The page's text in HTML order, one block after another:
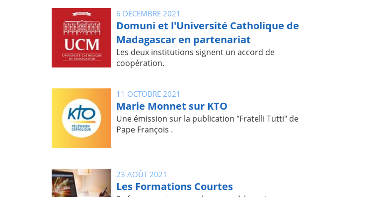
6 DÉCEMBRE 2021
Domuni et l'Université Catholique de
Madagascar en partenariat
Les deux institutions signent un accord de
coopération.
11 OCTOBRE 2021
Marie Monnet sur KTO
Une émission sur la publication "Fratelli Tutti" de
Pape François .
23 AOÛT 2021
Les Formations Courtes